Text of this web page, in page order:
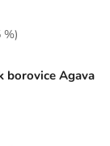
borovice Agava
%)